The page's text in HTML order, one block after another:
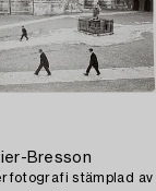
Bresson
stämplad av